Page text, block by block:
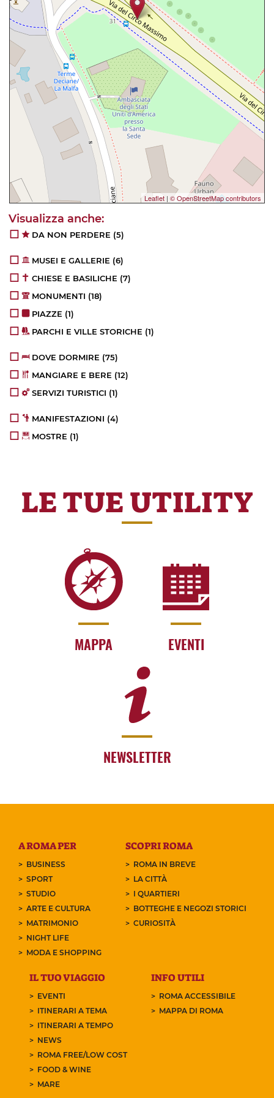
Leaflet | © OpenStreetMap contributors
DA NON PERDERE (5)
MUSEI E GALLERIE (6)
CHIESE E BASILICHE (7)
MONUMENTI (18)
PIAZZE (1)
PARCHI E VILLE STORICHE (1)
DOVE DORMIRE (75)
MANGIARE E BERE (12)
SERVIZI TURISTICI (1)
MANIFESTAZIONI (4)
MOSTRE (1)
LE TUE UTILITY
MAPPA EVENTI
NEWSLETTER
A ROMA PER
BUSINESS
SPORT
STUDIO
ARTE E CULTURA
MATRIMONIO
NIGHT LIFE
MODA E SHOPPING
SCOPRI ROMA
ROMA IN BREVE
LA CITTÀ
I QUARTIERI
BOTTEGHE E NEGOZI STORICI
CURIOSITÀ
IL TUO VIAGGIO
EVENTI
ITINERARI A TEMA
ITINERARI A TEMPO
NEWS
ROMA FREE/LOW COST
FOOD & WINE
MARE
INFO UTILI
ROMA ACCESSIBILE
MAPPA DI ROMA